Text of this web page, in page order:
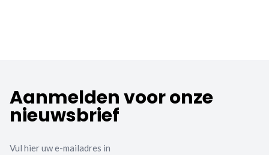
Aanmelden voor onze
nieuwsbrief